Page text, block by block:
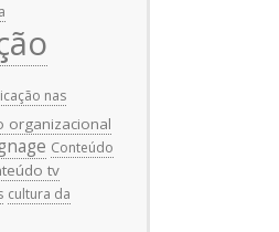
nas
organizacional
Conteúdo
tv
cultura da